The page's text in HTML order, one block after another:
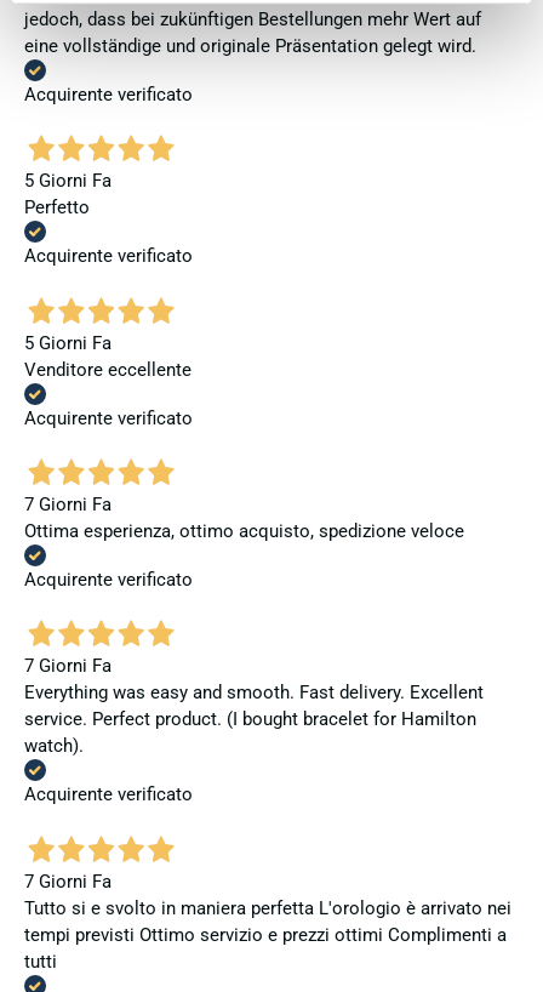
jedoch, dass bei zukünftigen Bestellungen mehr Wert auf
eine vollständige und originale Präsentation gelegt wird.
Acquirente verificato
5 Giorni Fa
Perfetto
Acquirente verificato
5 Giorni Fa
Venditore eccellente
Acquirente verificato
7 Giorni Fa
Ottima esperienza, ottimo acquisto, spedizione veloce
Acquirente verificato
7 Giorni Fa
Everything was easy and smooth. Fast delivery. Excellent
service. Perfect product. (I bought bracelet for Hamilton
watch).
Acquirente verificato
7 Giorni Fa
Tutto si e svolto in maniera perfetta L'orologio è arrivato nei
tempi previsti Ottimo servizio e prezzi ottimi Complimenti a
tutti